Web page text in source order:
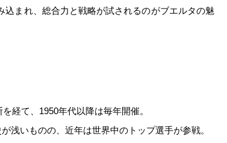
込まれ、総合力と戦略が試されるのがブエルタの魅
経て、1950年代以降は毎年開催。
浅いものの、近年は世界中のトップ選手が参戦。